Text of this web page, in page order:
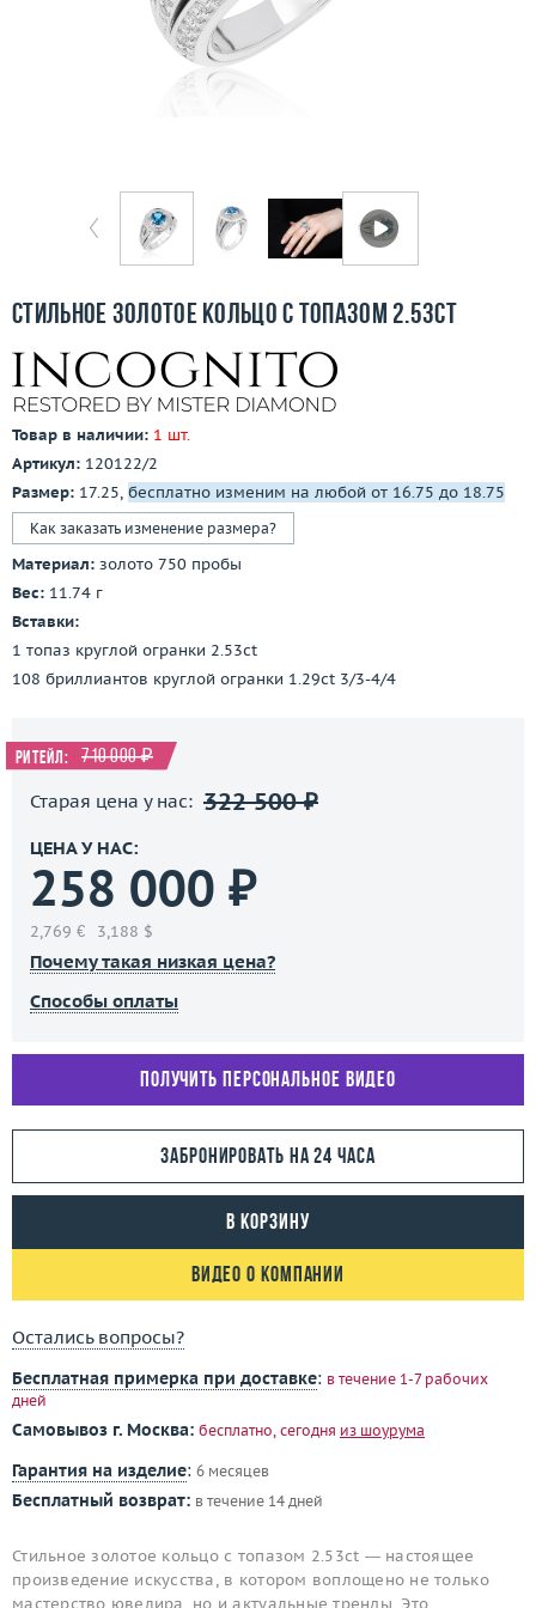
Бесплатная доставка
Ломбард
3D-тур по шоуруму
Заказать звонок
Стильное золотое кольцо с топазом 2.53ct
Товар в наличии: 1 шт.
Артикул: 120122/2
Размер: 17.25, бесплатно изменим на любой от 16.75 до 18.75
Как заказать изменение размера?
Материал: золото 750 пробы
Вес: 11.74 г
Вставки:
1 топаз круглой огранки 2.53ct
108 бриллиантов круглой огранки 1.29ct 3/3-4/4
Ритейл: 710 000 ₽
Старая цена у нас: 322 500 ₽
ЦЕНА У НАС:
258 000 ₽
2,769 € 3,188 $
Почему такая низкая цена?
Способы оплаты
Получить персональное видео
Забронировать на 24 часа
В корзину
Видео о компании
Остались вопросы?
Бесплатная примерка при доставке: в течение 1-7 рабочих
дней
Самовывоз г. Москва: бесплатно, сегодня из шоурума
Гарантия на изделие: 6 месяцев
Бесплатный возврат: в течение 14 дней
Стильное золотое кольцо с топазом 2.53ct — настоящее
произведение искусства, в котором воплощено не только
мастерство ювелира, но и актуальные тренды. Это